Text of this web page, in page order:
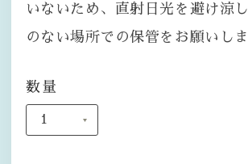
いないため、直射日光を避け涼
のない場所での保管をお願いしま
数量